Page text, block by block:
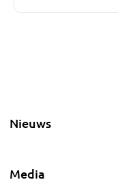
Nieuws
Media